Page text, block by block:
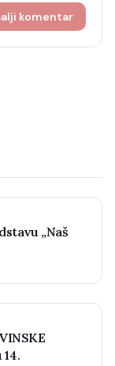
komentar
„Naš